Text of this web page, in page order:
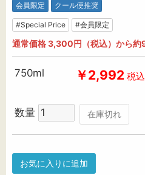
会員限定 クール便推奨
#Special Price #会員限定
通常価格 3,300円（税込）から
750ml ￥2,992 税込
数量 在庫切れ
お気に入りに追加